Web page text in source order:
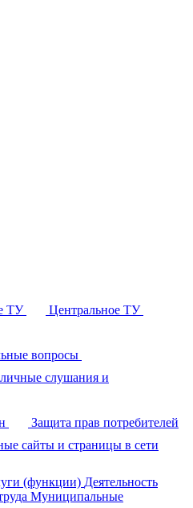
ТУ
Центральное ТУ
вопросы
слушания и
Защита прав потребителей
сайты и страницы в сети
(функции) Деятельность
Муниципальные